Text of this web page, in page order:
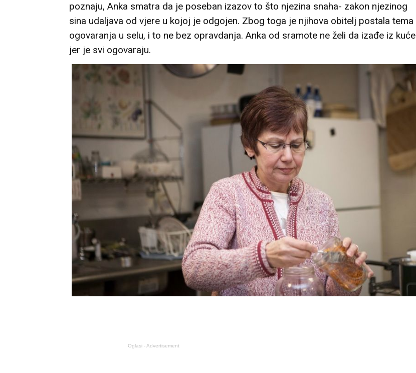
poznaju, Anka smatra da je poseban izazov to što njezina snaha- zakon njezinog
sina udaljava od vjere u kojoj je odgojen. Zbog toga je njihova obitelj postala tema
ogovaranja u selu, i to ne bez opravdanja. Anka od sramote ne želi da izađe iz kuće
jer je svi ogovaraju.
Oglasi - Advertisement